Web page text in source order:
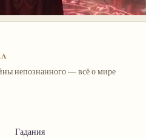
непознанного — всё о мире
Гадания